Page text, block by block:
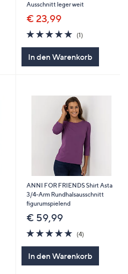
Ausschnitt leger weit
€ 23,99
5.0
von
(1)1
In den Warenkorb
ANNI FOR FRIENDS Shirt Asta
3/4-Arm Rundhalsausschnitt
figurumspielend
€ 59,99
5.0
von
(4)4
In den Warenkorb